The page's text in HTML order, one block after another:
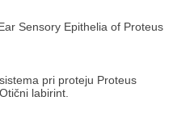
Sensory Epithelia of Proteus
pri proteju Proteus
labirint.